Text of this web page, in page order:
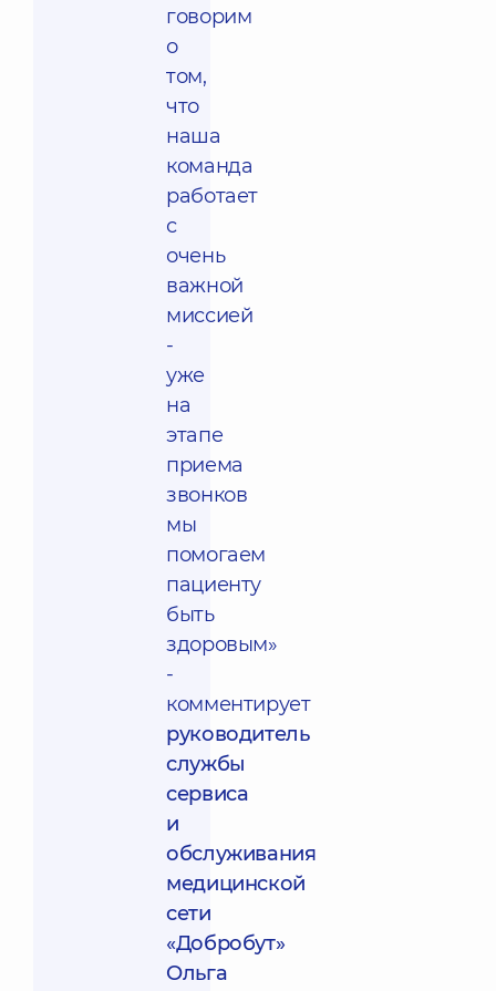
говорим
о
том,
что
наша
команда
работает
с
очень
важной
миссией
-
уже
на
этапе
приема
звонков
мы
помогаем
пациенту
быть
здоровым»
-
комментирует
руководитель
службы
сервиса
и
обслуживания
медицинской
сети
«Добробут»
Ольга